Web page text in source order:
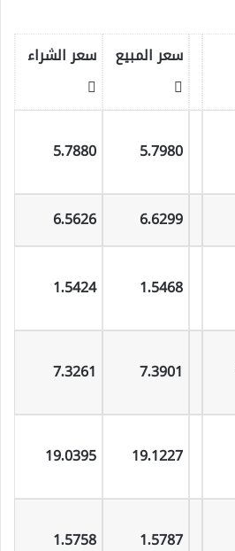
سعر المبيع سعر الشراء
5.7980
5.7880
6.6299
6.5626
1.5468
1.5424
7.3901
7.3261
19.1227
19.0395
1.5787
1.5758